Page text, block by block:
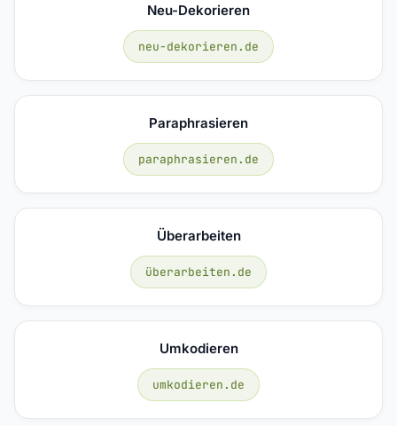
Neu-Dekorieren
neu-dekorieren.de
Paraphrasieren
paraphrasieren.de
Überarbeiten
überarbeiten.de
Umkodieren
umkodieren.de